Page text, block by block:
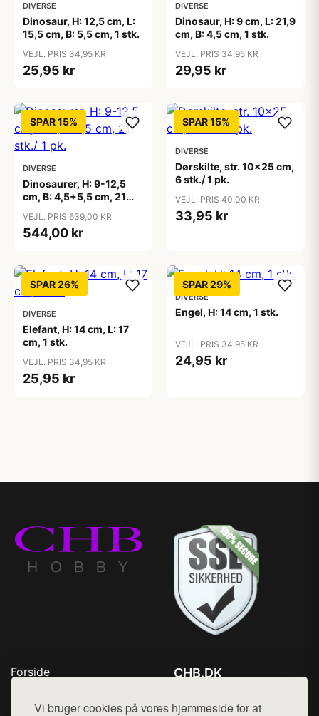
Vi bruger cookies på vores hjemmeside for at
DIVERSE
Dinosaur, H: 12,5 cm, L:
15,5 cm, B: 5,5 cm, 1 stk.
VEJL. PRIS 34,95 KR
25,95 kr
DIVERSE
Dinosaur, H: 9 cm, L: 21,9
cm, B: 4,5 cm, 1 stk.
VEJL. PRIS 34,95 KR
29,95 kr
SPAR 15%
DIVERSE
Dinosaurer, H: 9-12,5
cm, B: 4,5+5,5 cm, 21
VEJL. PRIS 639,00 KR
544,00 kr
SPAR 15%
DIVERSE
Dørskilte, str. 10x25 cm,
6 stk./ 1 pk.
VEJL. PRIS 40,00 KR
33,95 kr
SPAR 26%
DIVERSE
Elefant, H: 14 cm, L: 17
cm, 1 stk.
VEJL. PRIS 34,95 KR
25,95 kr
SPAR 29%
DIVERSE
Engel, H: 14 cm, 1 stk.
VEJL. PRIS 34,95 KR
24,95 kr
Forside
Top Rabatter
CHB.DK